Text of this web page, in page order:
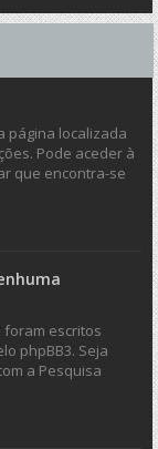
página localizada
Pode aceder à
que encontra-se
foram escritos
phpBB3. Seja
a Pesquisa